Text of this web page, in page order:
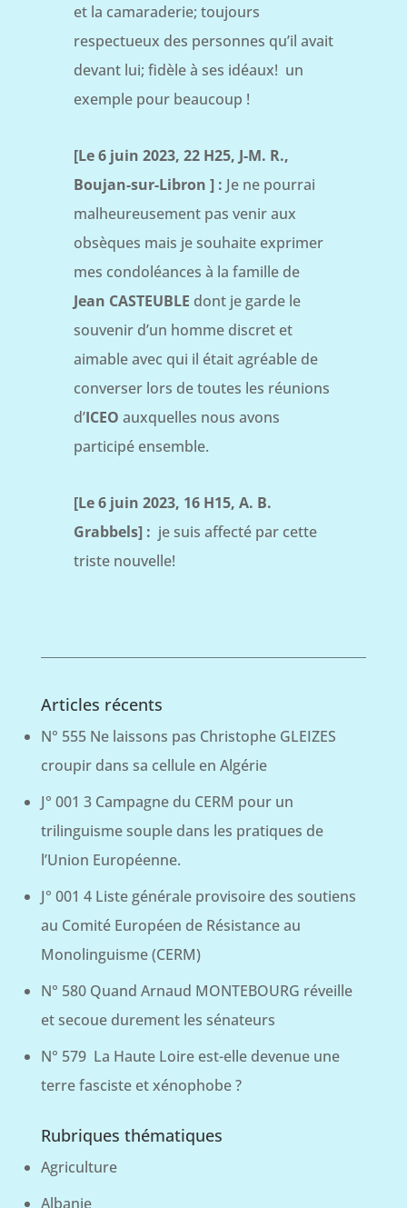
et la camaraderie; toujours
respectueux des personnes qu’il avait
devant lui; fidèle à ses idéaux! un
exemple pour beaucoup !
[Le 6 juin 2023, 22 H25, J-M. R.,
Boujan-sur-Libron ] : Je ne pourrai
malheureusement pas venir aux
obsèques mais je souhaite exprimer
mes condoléances à la famille de
Jean CASTEUBLE dont je garde le
souvenir d’un homme discret et
aimable avec qui il était agréable de
converser lors de toutes les réunions
d’ICEO auxquelles nous avons
participé ensemble.
[Le 6 juin 2023, 16 H15, A. B.
Grabbels] : je suis affecté par cette
triste nouvelle!
Articles récents
N° 555 Ne laissons pas Christophe GLEIZES
croupir dans sa cellule en Algérie
J° 001 3 Campagne du CERM pour un
trilinguisme souple dans les pratiques de
l’Union Européenne.
J° 001 4 Liste générale provisoire des soutiens
au Comité Européen de Résistance au
Monolinguisme (CERM)
N° 580 Quand Arnaud MONTEBOURG réveille
et secoue durement les sénateurs
N° 579 La Haute Loire est-elle devenue une
terre fasciste et xénophobe ?
Rubriques thématiques
Agriculture
Albanie